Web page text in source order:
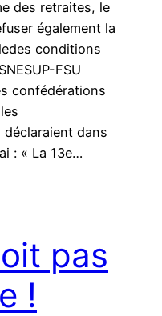
des retraites, le
également la
conditions
FSU
confédérations
dans
: « La 13e…
pas
!